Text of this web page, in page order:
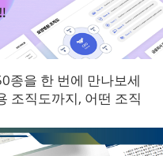
종을 한 번에 만나보세
조직도까지, 어떤 조직